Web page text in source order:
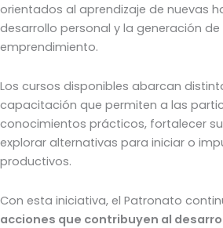
orientados al aprendizaje de nuevas
desarrollo personal y la generación
emprendimiento.
Los cursos disponibles abarcan
capacitación que permiten a las
conocimientos prácticos, fortalecer
explorar alternativas para iniciar o
productivos.
Con esta iniciativa, el Patronato
acciones que contribuyen al